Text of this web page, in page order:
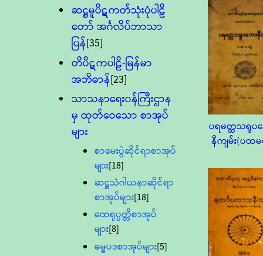
ဆဋ္ဌမူပိဋကတ်သုံးပုံပါဠိ
တော် အင်္ဂလိပ်ဘာသာ
ပြန်[35]
တိပိဋကပါဠိ-မြန်မာ
အဘိဓာန်[23]
သာသနာရေး၀န်ကြီးဌာန
မှ ထုတ်ဝေသော စာအုပ်
များ
စာမေးပွဲဆိုင်ရာစာအုပ်
များ[18]
ဆဋ္ဌသံဂါယနာဆိုင်ရာ
စာအုပ်များ[18]
ထေရုပ္ပတ္တိစာအုပ်
များ[8]
ဓမ္မပဒစာအုပ်များ[5]
ပရမတ္ထသရူပ
နီကျမ်း(ပထ